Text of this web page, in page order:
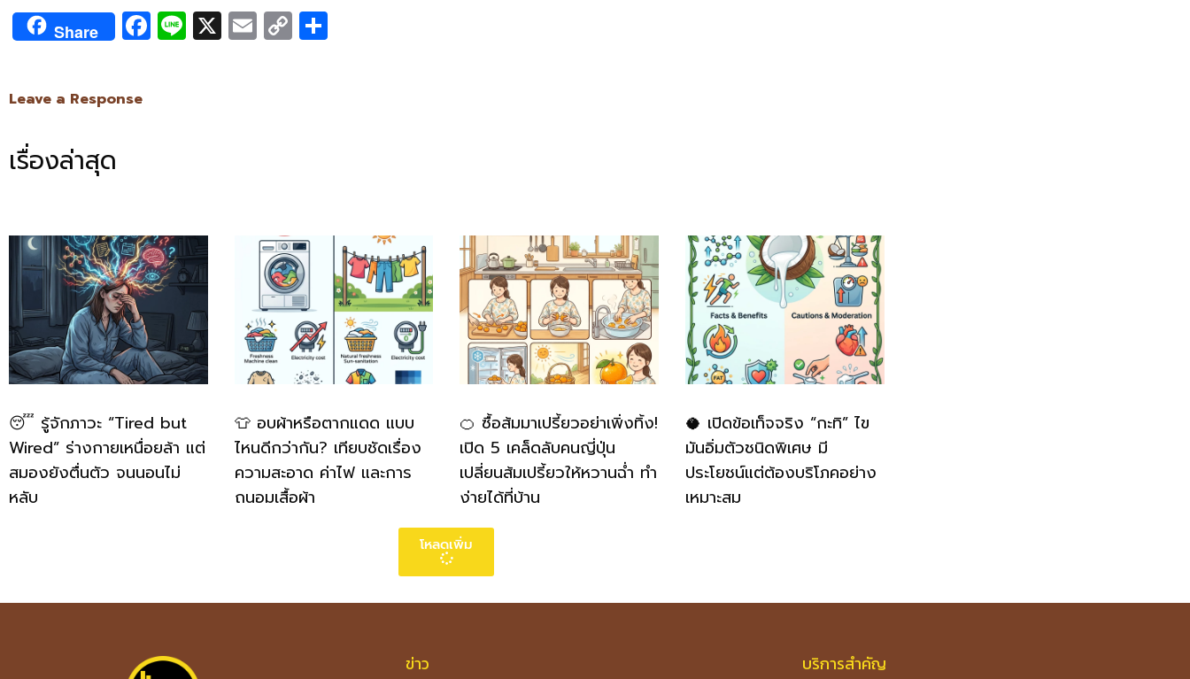
Share Facebook
Line
X Email
Copy
Leave a Response
เรื่องล่าสุด
😴 รู้จักภาวะ “Tired but
Wired” ร่างกายเหนื่อยล้า แต่
สมองยังตื่นตัว จนนอนไม่
หลับ
👕 อบผ้าหรือตากแดด แบบ
ไหนดีกว่ากัน? เทียบชัดเรื่อง
ความสะอาด ค่าไฟ และการ
ถนอมเสื้อผ้า
🍊 ซื้อส้มมาเปรี้ยวอย่าเพิ่งทิ้ง!
เปิด 5 เคล็ดลับคนญี่ปุ่น
เปลี่ยนส้มเปรี้ยวให้หวานฉ่ำ ทำ
ง่ายได้ที่บ้าน
🥥 เปิดข้อเท็จจริง “กะทิ” ไข
มันอิ่มตัวชนิดพิเศษ มี
ประโยชน์แต่ต้องบริโภคอย่าง
เหมาะสม
โหลดเพิ่ม
ข่าว บริการสำคัญ